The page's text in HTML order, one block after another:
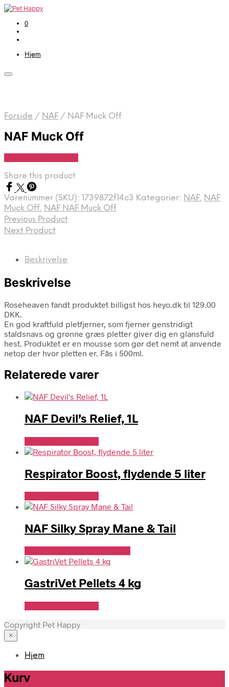
0
Hjem
Forside / NAF / NAF Muck Off
NAF Muck Off
Share this product
Varenummer (SKU): 1739872f14c3 Kategorier: NAF, NAF
Muck Off, NAF NAF Muck Off
Previous Product
Next Product
Beskrivelse
Beskrivelse
Roseheaven fandt produktet billigst hos heyo.dk til 129.00
DKK.
En god kraftfuld pletfjerner, som fjerner genstridigt
staldsnavs og grønne græs pletter giver dig en glansfuld
hest. Produktet er en mousse som gør det nemt at anvende
netop der hvor pletten er. Fås i 500ml.
Relaterede varer
NAF Devil’s Relief, 1L
Respirator Boost, flydende 5 liter
NAF Silky Spray Mane & Tail
GastriVet Pellets 4 kg
Copyright Pet Happy
×
Hjem
Kurv